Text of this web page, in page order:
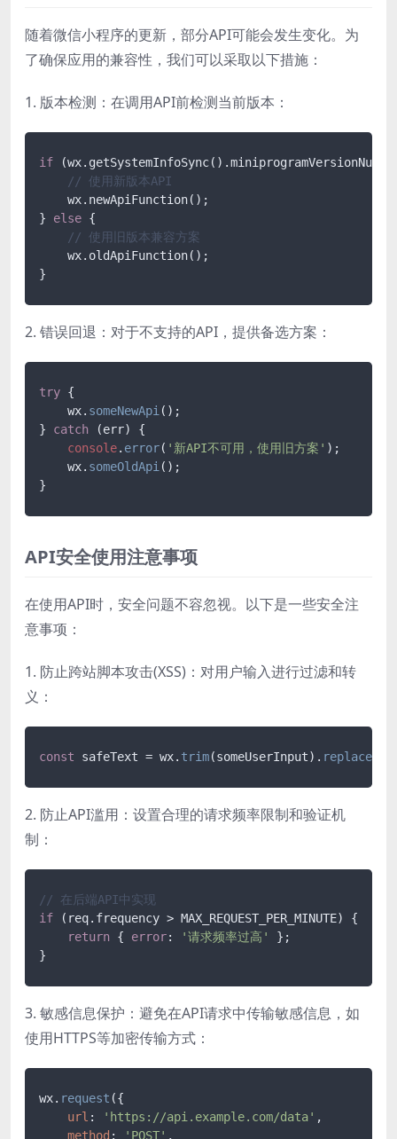
随着微信小程序的更新，部分API可能会发生变化。为
了确保应用的兼容性，我们可以采取以下措施：
1. 版本检测：在调用API前检测当前版本：
if
// 使用新版本API
    wx.newApiFunction();
} else {
// 使用旧版本兼容方案
    wx.oldApiFunction();
2. 错误回退：对于不支持的API，提供备选方案：
try {
    wx.
someNewApi ();
} catch (err) {
console. error( '新API不可用，使用旧方案' );
    wx.
someOldApi ();
API安全使用注意事项
在使用API时，安全问题不容忽视。以下是一些安全注
意事项：
1. 防止跨站脚本攻击(XSS)：对用户输入进行过滤和转
义：
const safeText = wx. trim(someUserInput). replace
2. 防止API滥用：设置合理的请求频率限制和验证机
制：
// 在后端API中实现
if (req.frequency > MAX_REQUEST_PER_MINUTE) {
return { error: '请求频率过高'
};
3. 敏感信息保护：避免在API请求中传输敏感信息，如
使用HTTPS等加密传输方式：
wx. request ({
url : 'https://api.example.com/data' ,
method : 'POST' ,